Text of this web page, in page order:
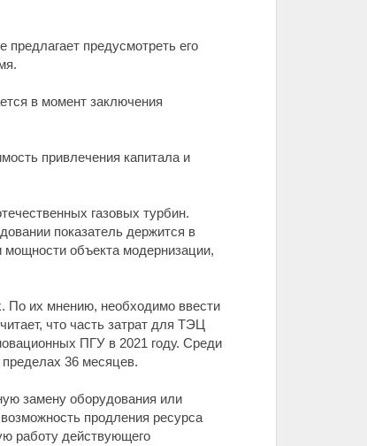
предусмотреть его
в момент заключения
привлечения капитала и
газовых турбин.
показатель держится в
мощности объекта модернизации,
По их мнению, необходимо ввести
что часть затрат для ТЭЦ
ПГУ в 2021 году. Среди
36 месяцев.
замену оборудования или
продления ресурса
работу действующего